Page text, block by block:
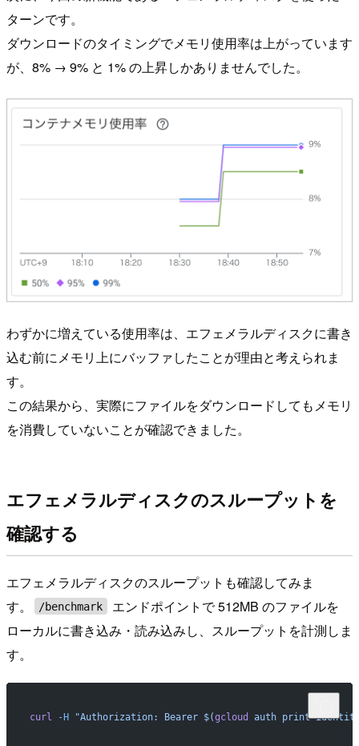
ターンです。
ダウンロードのタイミングでメモリ使用率は上がっています
が、8% → 9% と 1% の上昇しかありませんでした。
わずかに増えている使用率は、エフェメラルディスクに書き
込む前にメモリ上にバッファしたことが理由と考えられま
す。
この結果から、実際にファイルをダウンロードしてもメモリ
を消費していないことが確認できました。
エフェメラルディスクのスループットを
確認する
エフェメラルディスクのスループットも確認してみま
す。
/benchmark
エンドポイントで 512MB のファイルを
ローカルに書き込み・読み込みし、スループットを計測しま
す。
curl -H "Authorization: Bearer $(gcloud auth print-